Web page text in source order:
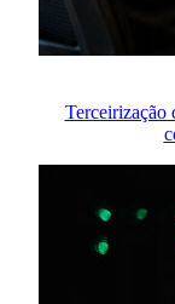
Terceirização